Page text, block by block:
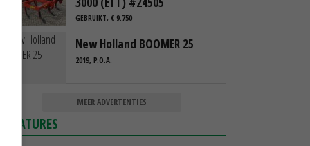
GEBRUIKT, € 9.750
New Holland BOOMER 25
2019, P.O.A.
MEER ADVERTENTIES
VACATURES